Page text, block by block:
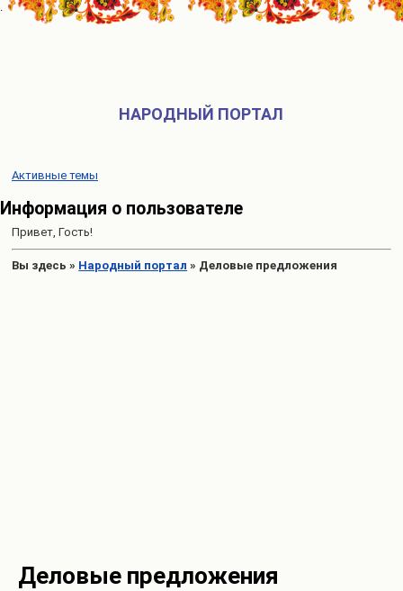
НАРОДНЫЙ ПОРТАЛ
Активные темы
Информация о пользователе
Привет, Гость!
Вы здесь » Народный портал » Деловые предложения
Деловые предложения